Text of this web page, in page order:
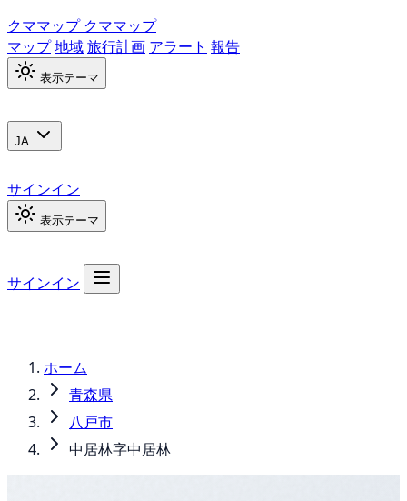
クママップ クママップ
マップ地域旅行計画 アラート 報告
表示テーマ
JA
サインイン
表示テーマ
サインイン
ホーム
青森県
八戸市
中居林字中居林